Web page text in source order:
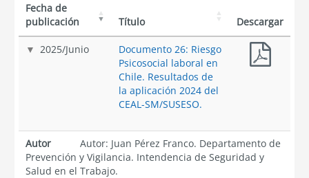
Fecha de
publicación
Título Descargar
2025/Junio
Documento 26: Riesgo
Psicosocial laboral en
Chile. Resultados de
la aplicación 2024 del
CEAL-SM/SUSESO.
Autor
Autor: Juan Pérez Franco. Departamento de
Prevención y Vigilancia. Intendencia de Seguridad y
Salud en el Trabajo.